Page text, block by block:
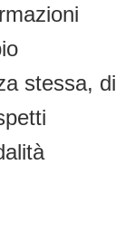
stessa, di